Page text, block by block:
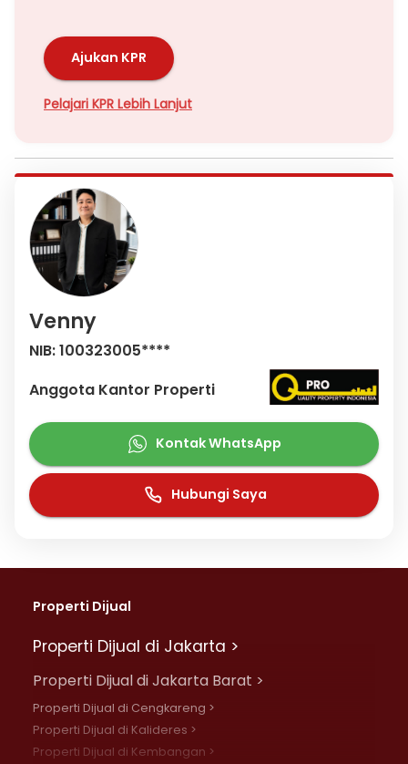
Ajukan KPR
Pelajari KPR Lebih Lanjut
Venny
NIB: 100323005****
Anggota Kantor Properti
Kontak WhatsApp
Hubungi Saya
Properti Dijual
Properti Dijual di Jakarta >
Properti Dijual di Jakarta Barat >
Properti Dijual di Cengkareng >
Properti Dijual di Kalideres >
Properti Dijual di Kembangan >